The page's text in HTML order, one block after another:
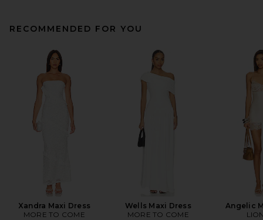
RECOMMENDED FOR YOU
Xandra Maxi Dress
MORE TO COME
Wells Maxi Dress
MORE TO COME
Angelic